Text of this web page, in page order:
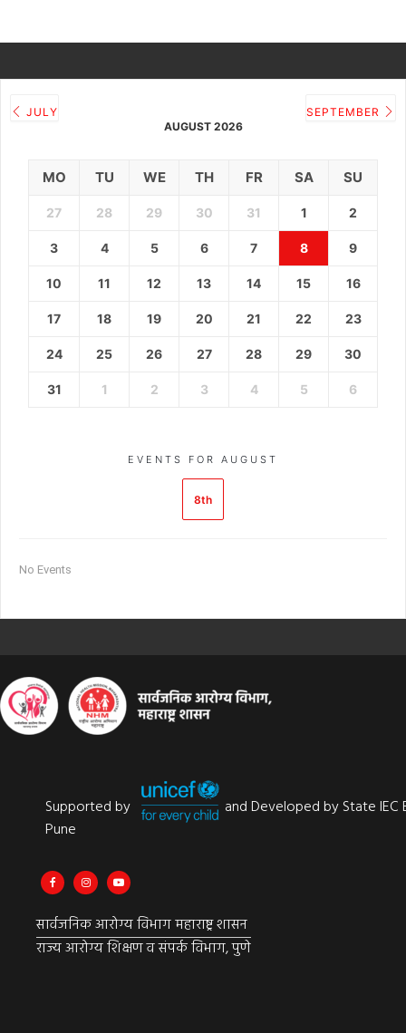
JULY
AUGUST 2026
SEPTEMBER
MO TU WE TH FR SA SU
27 28 29 30 31 1 2
3 4 5 6 7 8 9
10 11 12 13 14 15 16
17 18 19 20 21 22 23
24 25 26 27 28 29 30
31 1 2 3 4 5 6
EVENTS FOR AUGUST
8th
No Events
Supported by
and Developed by State IEC
Pune
सार्वजनिक आरोग्य विभाग महाराष्ट्र शासन
राज्य आरोग्य शिक्षण व संपर्क विभाग, पुणे